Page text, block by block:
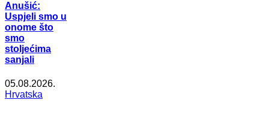
Anušić:
Uspjeli smo u
onome što
smo
stoljećima
sanjali
05.08.2026.
Hrvatska